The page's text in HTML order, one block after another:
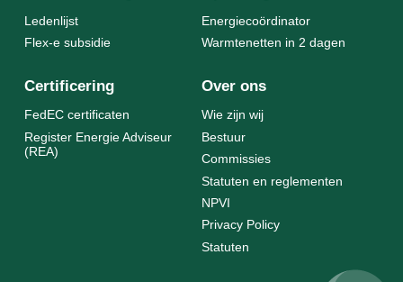
Ledenlijst
Flex-e subsidie
Energiecoördinator
Warmtenetten in 2 dagen
Certificering
FedEC certificaten
Register Energie Adviseur
(REA)
Over ons
Wie zijn wij
Bestuur
Commissies
Statuten en reglementen
NPVI
Privacy Policy
Statuten